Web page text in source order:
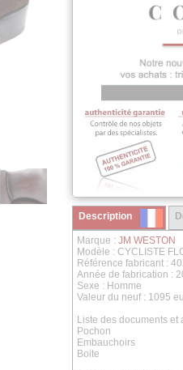
Description
Marque : JM WESTON
Modèle : CYCLISTE
Référence fabricant :
Année de fabrication :
Sexe : Homme
Valeur du neuf : 1095
Liste des documents et
Pochon
Embauchoirs
Boite